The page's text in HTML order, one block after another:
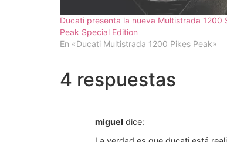
Ducati presenta la nueva Multistrada 1200
Peak Special Edition
En «Ducati Multistrada 1200 Pikes Peak»
4 respuestas
miguel dice: